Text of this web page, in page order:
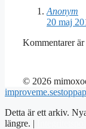
Anonym
20 maj
Kommentarer är
© 2026
improveme.se
Detta är ett arkiv.
längre. |